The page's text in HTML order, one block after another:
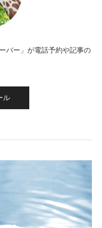
バー」が電話予約や記事の
ル